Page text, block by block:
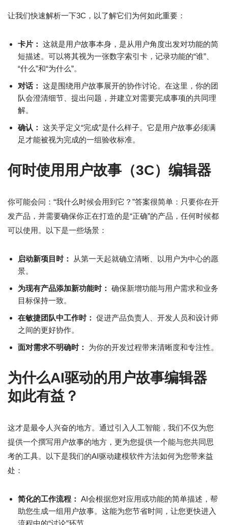
让我们快速解析一下3C，以了解它们为何如此重要：
卡片： 这就是用户故事本身，是从用户角度出发对功能的简
短描述。可以将其视为一张数字索引卡，记录功能的“谁”、
“什么”和“为什么”。
对话： 这是围绕用户故事展开的协作讨论。在这里，你的团
队会澄清细节、提出问题，并建立对需要完成事项的共同理
解。
确认： 这关乎定义“完成”是什么样子。它是用户故事必须满
足才能被视为完成的一组验收标准。
何时使用用户故事（3C）编辑器
你可能会问：“我什么时候会用到它？”答案很简单：只要你在开
发产品，并需要确保你正在打造的是“正确”的产品，任何时候都
可以使用。以下是一些场景：
启动新项目时：
从第一天起就确立清晰、以用户为中心的愿
景。
为现有产品添加新功能时： 确保新增功能与用户需求和业务
目标保持一致。
在敏捷团队中工作时： 促进产品负责人、开发人员和设计师
之间的更好协作。
面对需求不明确时：
为你的开发过程带来清晰度和专注性。
为什么AI驱动的用户故事编辑器
如此有益？
这才是最令人兴奋的地方。通过引入人工智能，我们不仅为您
提供一个撰写用户故事的地方，更为您提供一个能与您共同思
考的工具。以下是我们的AI驱动建模软件方法如何为您带来益
处：
简化的工作流程： AI会根据您对应用或功能的简单描述，帮
助您生成一组用户故事。这能为您节省时间，让您更快进入